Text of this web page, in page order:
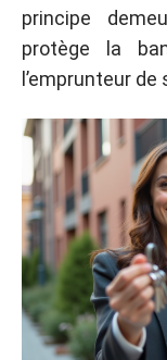
principe
protège la
l’emprunteur